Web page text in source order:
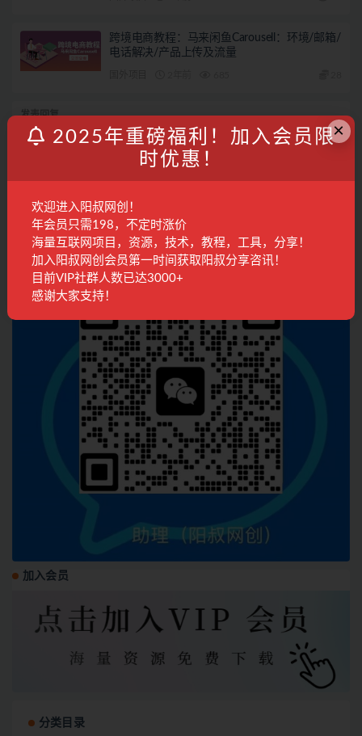
跨境电商教程：马来闲鱼Carousell：环境/邮箱/
电话解决/产品上传及流量
发表回复
联系客服
加入会员
分类目录
×
2025年重磅福利！加入会员限
时优惠！
欢迎进入阳叔网创！
年会员只需198，不定时涨价
海量互联网项目，资源，技术，教程，工具，分享！
加入阳叔网创会员第一时间获取阳叔分享咨讯！
目前VIP社群人数已达3000+
感谢大家支持！